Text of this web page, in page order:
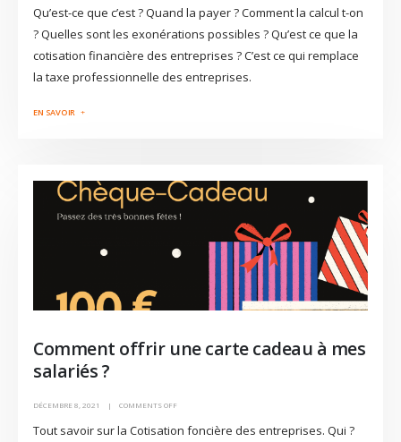
Qu’est-ce que c’est ? Quand la payer ? Comment la calcul t-on
? Quelles sont les exonérations possibles ? Qu’est ce que la
cotisation financière des entreprises ? C’est ce qui remplace
la taxe professionnelle des entreprises.
Comment offrir une carte cadeau à mes
salariés ?
DÉCEMBRE 8, 2021 COMMENTS OFF
Tout savoir sur la Cotisation foncière des entreprises. Qui ?